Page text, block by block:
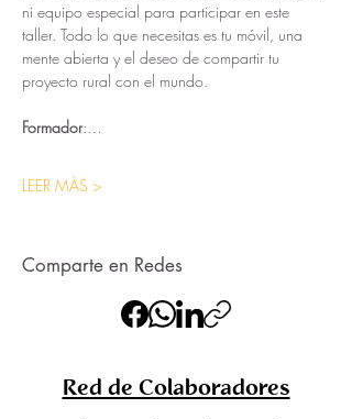
ni equipo especial para participar en este
taller. Todo lo que necesitas es tu móvil, una
mente abierta y el deseo de compartir tu
proyecto rural con el mundo.
Formador:…
LEER MÁS >
Comparte en Redes
Red de Colaboradores